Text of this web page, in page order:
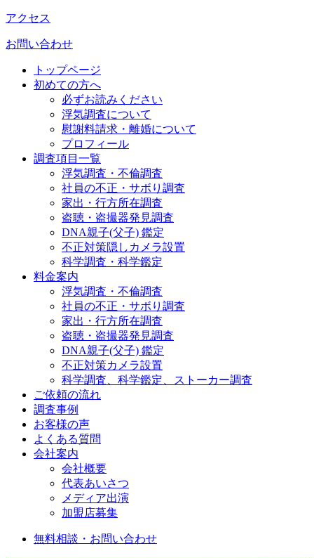
アクセス
お問い合わせ
トップページ
初めての方へ
必ずお読みください
浮気調査について
慰謝料請求・離婚について
プロフィール
調査項目一覧
浮気調査・不倫調査
社員の不正・サボり調査
家出・行方所在調査
盗聴・盗撮器発見調査
DNA親子(父子) 鑑定
不正対策隠しカメラ設置
科学調査・科学鑑定
料金案内
浮気調査・不倫調査
社員の不正・サボり調査
家出・行方所在調査
盗聴・盗撮器発見調査
DNA親子(父子) 鑑定
不正対策カメラ設置
科学調査、科学鑑定、ストーカー調査
ご依頼の流れ
調査事例
お客様の声
よくある質問
会社案内
会社概要
代表あいさつ
メディア出演
加盟店募集
無料相談・お問い合わせ